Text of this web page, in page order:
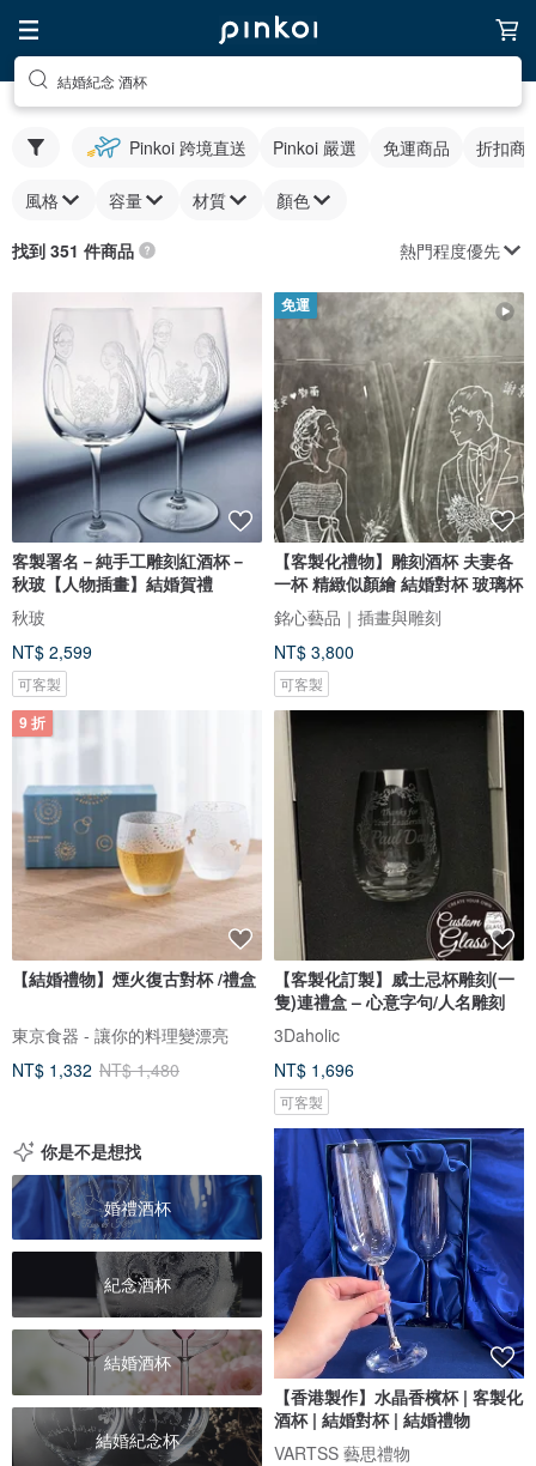
結婚紀念 酒杯
Pinkoi 跨境直送 Pinkoi 嚴選 免運商品 折扣商
風格 容量 材質 顏色
找到 351 件商品 熱門程度優先
客製署名－純手工雕刻紅酒杯－
秋玻【人物插畫】結婚賀禮
秋玻
NT$ 2,599
可客製
免運
【客製化禮物】雕刻酒杯 夫妻各
一杯 精緻似顏繪 結婚對杯 玻璃杯
銘心藝品｜插畫與雕刻
NT$ 3,800
可客製
9 折
【結婚禮物】煙火復古對杯 /禮盒
東京食器 - 讓你的料理變漂亮
NT$ 1,332 NT$ 1,480
【客製化訂製】威士忌杯雕刻(一
隻)連禮盒 – 心意字句/人名雕刻
3Daholic
NT$ 1,696
可客製
你是不是想找
婚禮酒杯
紀念酒杯
結婚酒杯
結婚紀念杯
【香港製作】水晶香檳杯 | 客製化
酒杯 | 結婚對杯 | 結婚禮物
VARTSS 藝思禮物